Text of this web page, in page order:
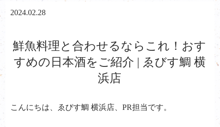
2024.02.28
鮮魚料理と合わせるならこれ！おす
すめの日本酒をご紹介 | ゑびす鯛 横
浜店
こんにちは、ゑびす鯛 横浜店、PR担当です。